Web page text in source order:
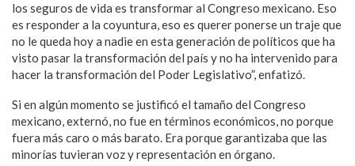
los seguros de vida es transformar al Congreso mexicano. Eso
es responder a la coyuntura, eso es querer ponerse un traje que
no le queda hoy a nadie en esta generación de políticos que ha
visto pasar la transformación del país y no ha intervenido para
hacer la transformación del Poder Legislativo”, enfatizó.
Si en algún momento se justificó el tamaño del Congreso
mexicano, externó, no fue en términos económicos, no porque
fuera más caro o más barato. Era porque garantizaba que las
minorías tuvieran voz y representación en órgano.